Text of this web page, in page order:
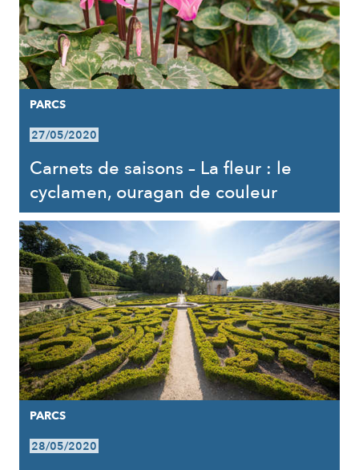
PARCS
27/05/2020
Carnets de saisons – La fleur : le
cyclamen, ouragan de couleur
PARCS
28/05/2020